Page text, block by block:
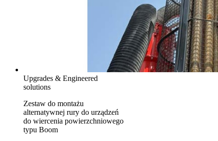
Upgrades & Engineered
solutions
Zestaw do montażu
alternatywnej rury do urządzeń
do wiercenia powierzchniowego
typu Boom